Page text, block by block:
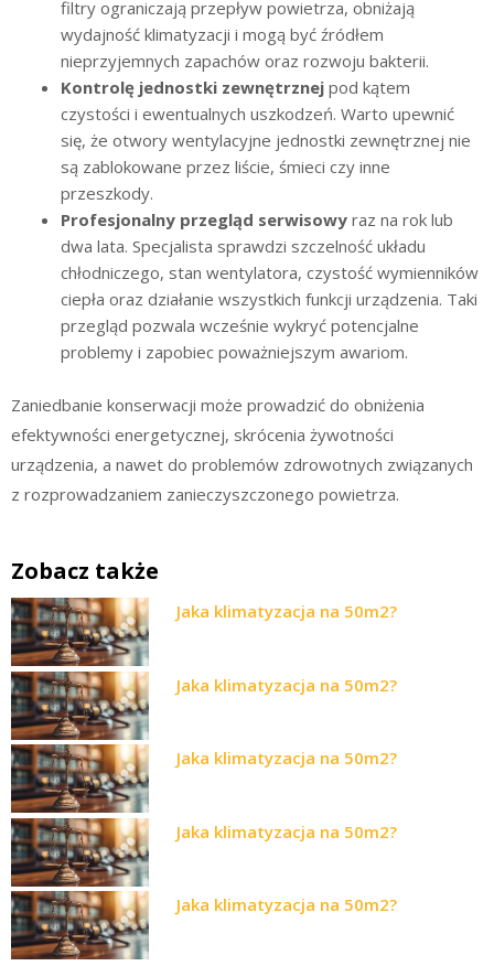
filtry ograniczają przepływ powietrza, obniżają
wydajność klimatyzacji i mogą być źródłem
nieprzyjemnych zapachów oraz rozwoju bakterii.
Kontrolę jednostki zewnętrznej pod kątem
czystości i ewentualnych uszkodzeń. Warto upewnić
się, że otwory wentylacyjne jednostki zewnętrznej nie
są zablokowane przez liście, śmieci czy inne
przeszkody.
Profesjonalny przegląd serwisowy raz na rok lub
dwa lata. Specjalista sprawdzi szczelność układu
chłodniczego, stan wentylatora, czystość wymienników
ciepła oraz działanie wszystkich funkcji urządzenia. Taki
przegląd pozwala wcześnie wykryć potencjalne
problemy i zapobiec poważniejszym awariom.
Zaniedbanie konserwacji może prowadzić do obniżenia
efektywności energetycznej, skrócenia żywotności
urządzenia, a nawet do problemów zdrowotnych związanych
z rozprowadzaniem zanieczyszczonego powietrza.
Zobacz także
Jaka klimatyzacja na 50m2?
Jaka klimatyzacja na 50m2?
Jaka klimatyzacja na 50m2?
Jaka klimatyzacja na 50m2?
Jaka klimatyzacja na 50m2?